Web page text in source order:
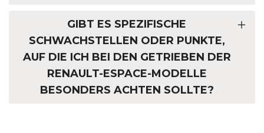
GIBT ES SPEZIFISCHE
SCHWACHSTELLEN ODER PUNKTE,
AUF DIE ICH BEI DEN GETRIEBEN DER
RENAULT-ESPACE-MODELLE
BESONDERS ACHTEN SOLLTE?